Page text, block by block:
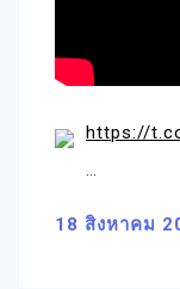
https://
18 สิงหาคม